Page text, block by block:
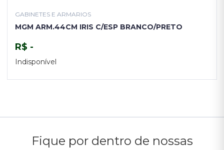
GABINETES E ARMARIOS
MGM ARM.44CM IRIS C/ESP BRANCO/PRETO
R$ -
Indisponível
Fique por dentro de nossas